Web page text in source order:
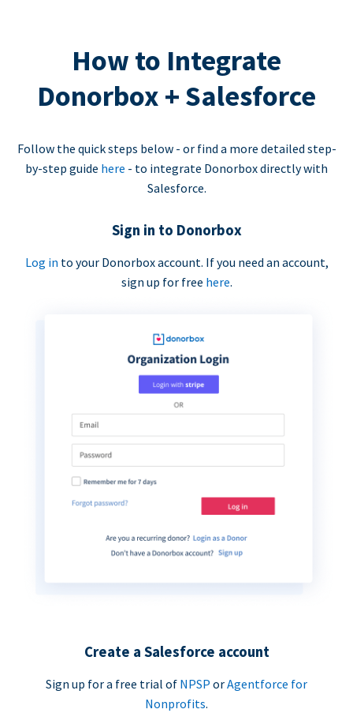
How to Integrate
Donorbox + Salesforce
Follow the quick steps below - or find a more detailed step-
by-step guide here - to integrate Donorbox directly with
Salesforce.
Sign in to Donorbox
Log in to your Donorbox account. If you need an account,
sign up for free here.
Create a Salesforce account
Sign up for a free trial of NPSP orAgentforce for
Nonprofits.